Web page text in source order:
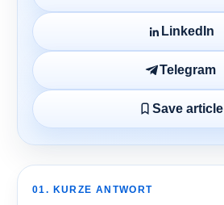
LinkedIn
Telegram
Save article
01. KURZE ANTWORT